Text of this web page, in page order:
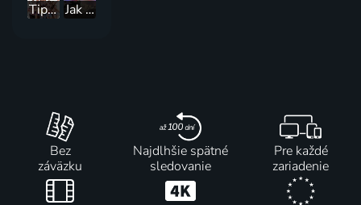
Tipy a nápady
Jak potkávat svět
Bez
záväzku
Najdlhšie spätné
sledovanie
Pre každé
zariadenie